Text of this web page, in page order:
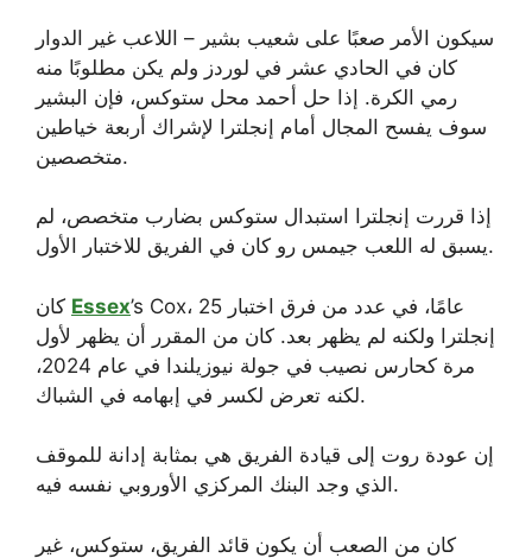
سيكون الأمر صعبًا على شعيب بشير – اللاعب غير الدوار
كان في الحادي عشر في لوردز ولم يكن مطلوبًا منه
رمي الكرة. إذا حل أحمد محل ستوكس، فإن البشير
سوف يفسح المجال أمام إنجلترا لإشراك أربعة خياطين
متخصصين.
إذا قررت إنجلترا استبدال ستوكس بضارب متخصص، لم
يسبق له اللعب جيمس رو كان في الفريق للاختبار الأول.
Essex’s Cox، 25 عامًا، في عدد من فرق اختبار
إنجلترا ولكنه لم يظهر بعد. كان من المقرر أن يظهر لأول
مرة كحارس نصيب في جولة نيوزيلندا في عام 2024،
لكنه تعرض لكسر في إبهامه في الشباك.
إن عودة روت إلى قيادة الفريق هي بمثابة إدانة للموقف
الذي وجد البنك المركزي الأوروبي نفسه فيه.
كان من الصعب أن يكون قائد الفريق، ستوكس، غير